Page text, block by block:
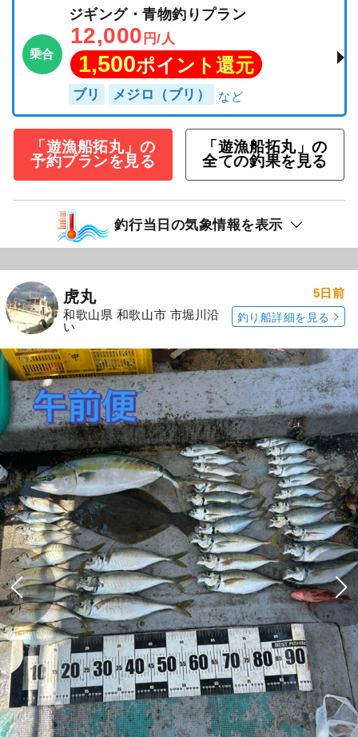
乗合
ジギング・青物釣りプラン
12,000 円/人
1,500ポイント還元
ブリ メジロ（ブリ）
「遊漁船拓丸」の
予約プランを見る
「遊漁船拓丸」の
全ての釣果を見る
釣行当日の気象情報を表示
虎丸
和歌山県 和歌山市 市堀川沿
い
5日前
釣り船詳細を見る